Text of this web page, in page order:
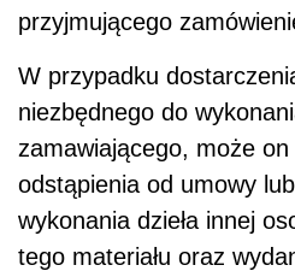
przyjmującego
W przypadku
niezbędnego do
zamawiającego, może
odstąpienia od umowy
wykonania dzieła innej
tego materiału oraz